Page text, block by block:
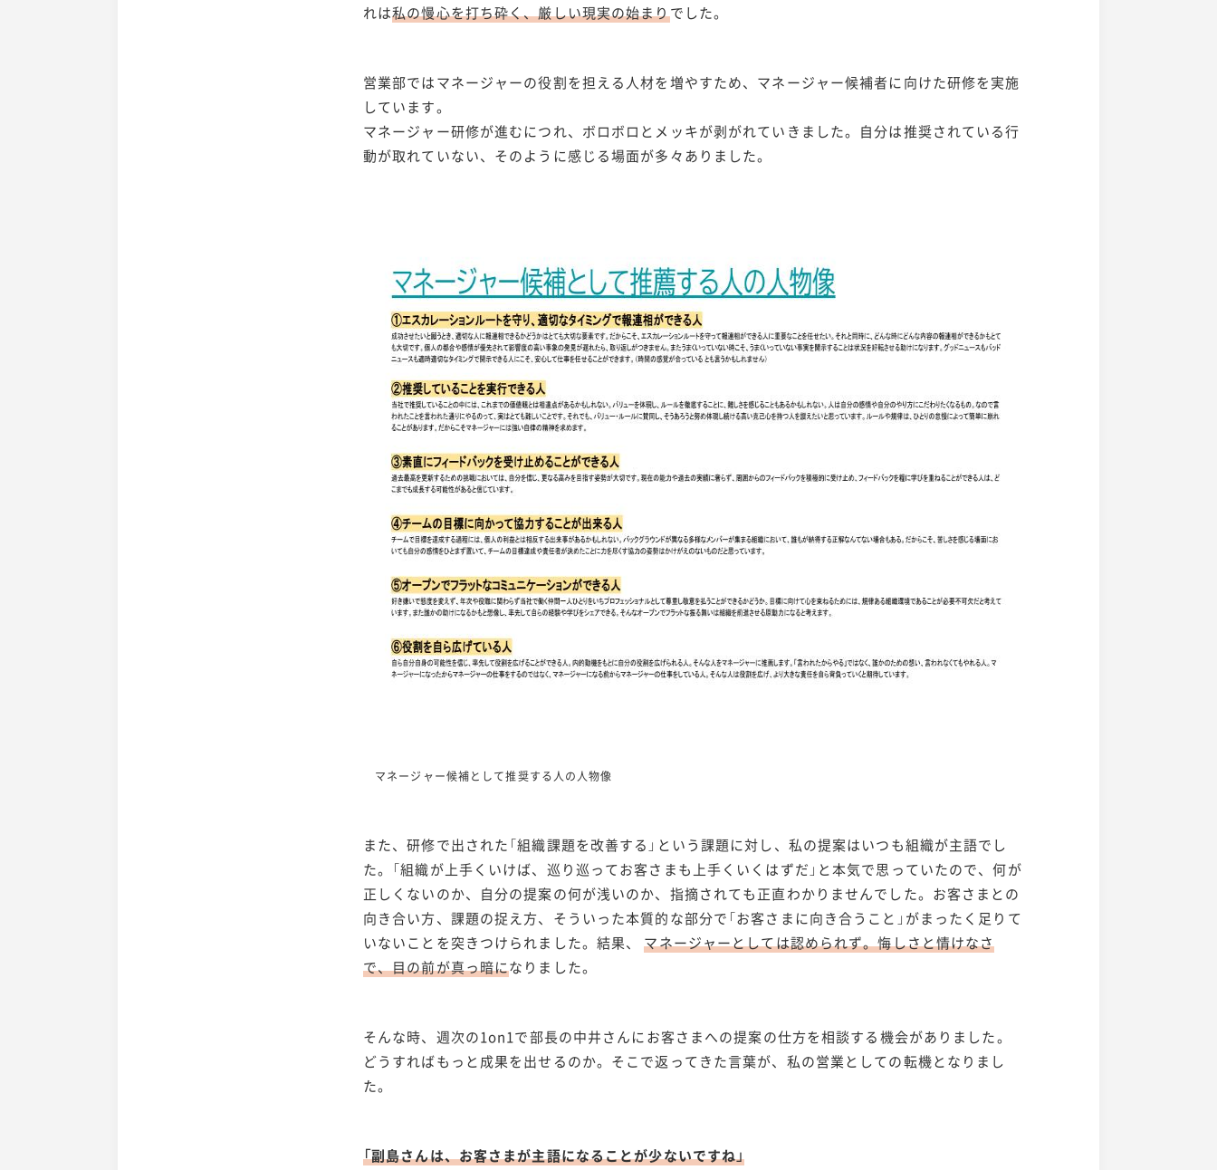
れは私の慢心を打ち砕く、厳しい現実の始まりでした。
営業部ではマネージャーの役割を担える人材を増やすため、マネージャー候補者に向けた研修を実施
しています。
マネージャー研修が進むにつれ、ボロボロとメッキが剥がれていきました。自分は推奨されている行
動が取れていない、そのように感じる場面が多々ありました。
マネージャー候補として推奨する人の人物像
また、研修で出された「組織課題を改善する」という課題に対し、私の提案はいつも組織が主語でし
た。「組織が上手くいけば、巡り巡ってお客さまも上手くいくはずだ」と本気で思っていたので、何が
正しくないのか、自分の提案の何が浅いのか、指摘されても正直わかりませんでした。お客さまとの
向き合い方、課題の捉え方、そういった本質的な部分で「お客さまに向き合うこと」がまったく足りて
いないことを突きつけられました。結果、マネージャーとしては認められず。悔しさと情けなさ
で、目の前が真っ暗になりました。
そんな時、週次の1on1で部長の中井さんにお客さまへの提案の仕方を相談する機会がありました。
どうすればもっと成果を出せるのか。そこで返ってきた言葉が、私の営業としての転機となりまし
た。
「副島さんは、お客さまが主語になることが少ないですね」